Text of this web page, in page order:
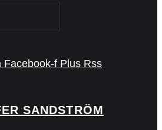
Facebook-f Plus Rss
SANDSTRÖM